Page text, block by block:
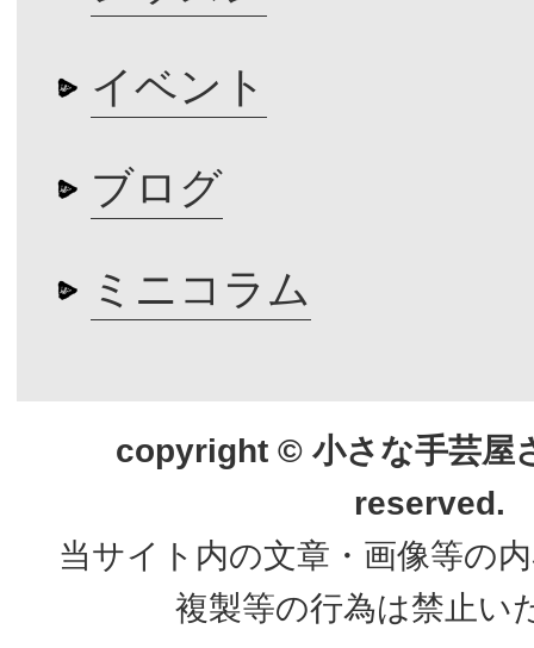
イベント
ブログ
ミニコラム
copyright © 小さな手芸屋
reserved.
当サイト内の文章・画像等の
複製等の行為は禁止い